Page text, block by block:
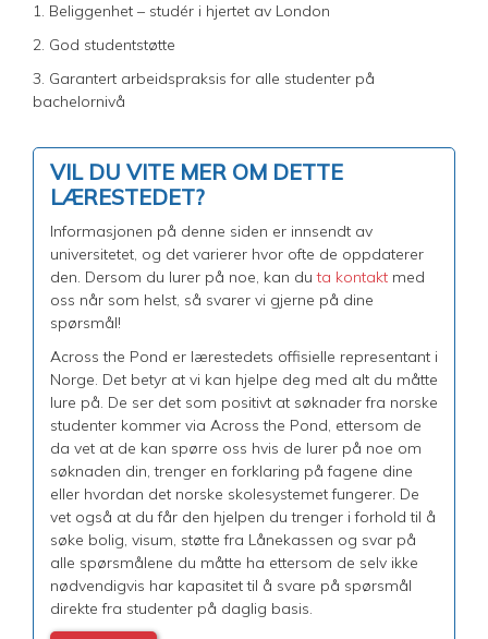
1. Beliggenhet – studér i hjertet av London
2. God studentstøtte
3. Garantert arbeidspraksis for alle studenter på
bachelornivå
VIL DU VITE MER OM DETTE
LÆRESTEDET?
Informasjonen på denne siden er innsendt av
universitetet, og det varierer hvor ofte de oppdaterer
den. Dersom du lurer på noe, kan duta kontakt med
oss når som helst, så svarer vi gjerne på dine
spørsmål!
Across the Pond er lærestedets offisielle representant i
Norge. Det betyr at vi kan hjelpe deg med alt du måtte
lure på. De ser det som positivt at søknader fra norske
studenter kommer via Across the Pond, ettersom de
da vet at de kan spørre oss hvis de lurer på noe om
søknaden din, trenger en forklaring på fagene dine
eller hvordan det norske skolesystemet fungerer. De
vet også at du får den hjelpen du trenger i forhold til å
søke bolig, visum, støtte fra Lånekassen og svar på
alle spørsmålene du måtte ha ettersom de selv ikke
nødvendigvis har kapasitet til å svare på spørsmål
direkte fra studenter på daglig basis.